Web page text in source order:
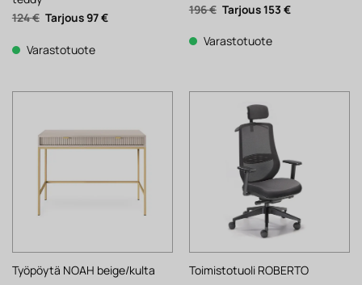
124€ Alkuperäinen
hinta
124 €.
97€Nykyinen
Varastotuote
196€ Alkuperäinen
hinta
196 €.
153 €Nykyinen
Varastotuote
Työpöytä NOAH beige/kulta Toimistotuoli ROBERTO